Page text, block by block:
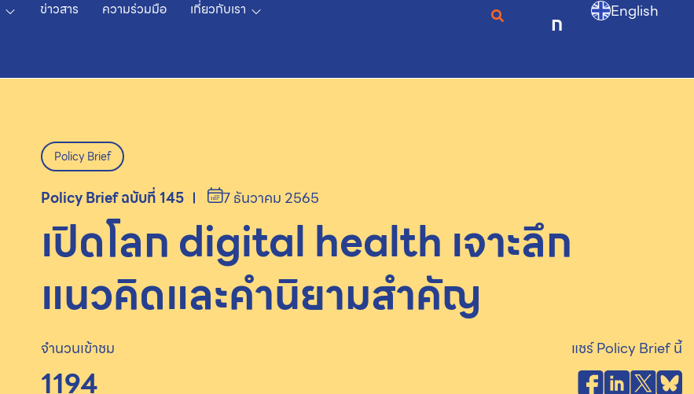
ข่าวสาร ความร่วมมือ เกี่ยวกับเรา
ก English
Policy Brief
Policy Brief ฉบับที่ 145 7 ธันวาคม 2565
เปิดโลก digital health เจาะลึก
แนวคิดและคำนิยามสำคัญ
จำนวนเข้าชม
1194
แชร์ Policy Brief นี้